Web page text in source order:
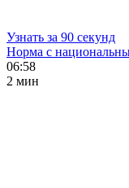
Узнать за 90 секунд
Норма с
06:58
2 мин